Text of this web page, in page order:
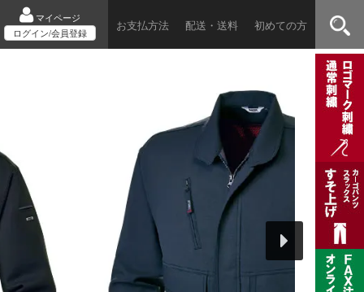
マイページ
ログイン/会員登録
お支払方法 配送・送料 初めての方